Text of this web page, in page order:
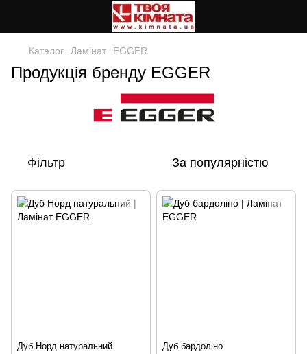
Каталог Ламінат EGGER
Продукція бренду EGGER
Фільтр За популярністю
Дуб Норд натуральний Дуб бардоліно